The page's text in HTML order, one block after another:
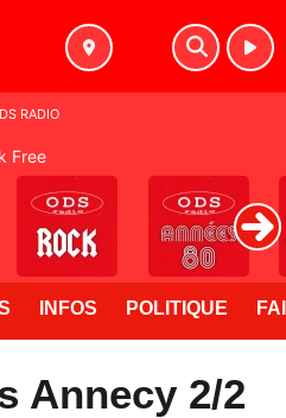
INFOS POLITIQUE
Annecy 2/2
RADIO
Free